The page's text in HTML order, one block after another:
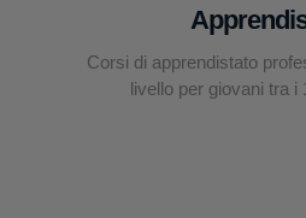
Corsi di apprendistato
livello per giovani tra i